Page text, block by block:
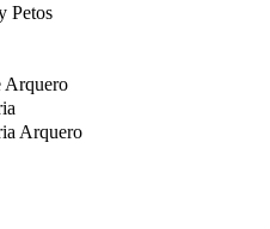
Petos
Arquero
Arquero